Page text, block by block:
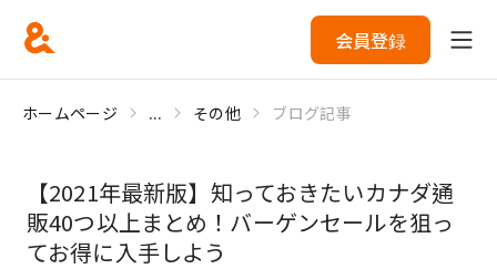
会員登録
ホームページ ... その他 ブログ記事
【2021年最新版】知っておきたいカナダ通
販40つ以上まとめ！バーゲンセールを狙っ
てお得に入手しよう